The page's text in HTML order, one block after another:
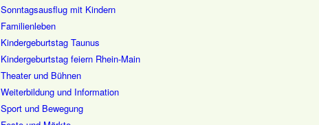
Sonntagsausflug mit Kindern
Familienleben
Kindergeburtstag Taunus
Kindergeburtstag feiern Rhein-Main
Theater und Bühnen
Weiterbildung und Information
Sport und Bewegung